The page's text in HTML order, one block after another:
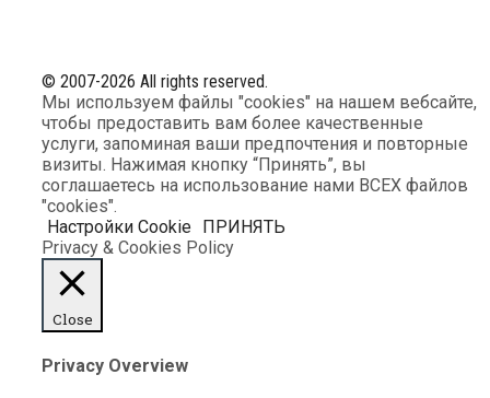
© 2007-2026 All rights reserved.
Мы используем файлы "cookies" на нашем вебсайте,
чтобы предоставить вам более качественные
услуги, запоминая ваши предпочтения и повторные
визиты. Нажимая кнопку “Принять”, вы
соглашаетесь на использование нами ВСЕХ файлов
"cookies".
Настройки Cookie
ПРИНЯТЬ
Privacy & Cookies Policy
Close
Privacy Overview